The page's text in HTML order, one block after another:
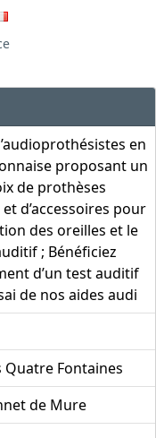
en
proposant un
de prothèses
d’accessoires pour
des oreilles et le
; Bénéficiez
d’un test auditif
de nos aides audi
Quatre Fontaines
de Mure